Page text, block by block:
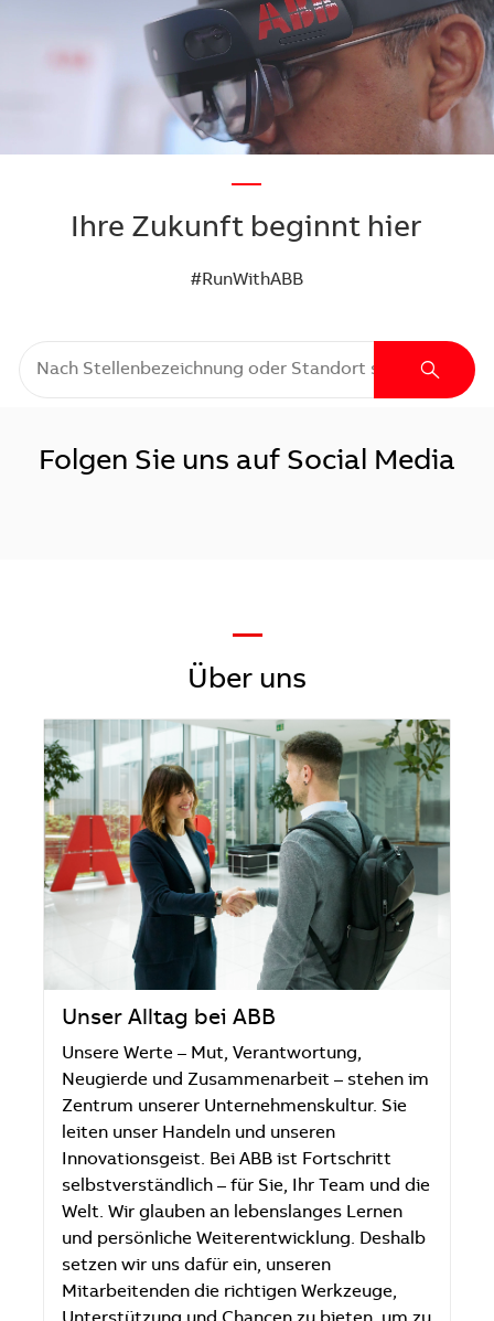
—
Ihre Zukunft beginnt hier
#RunWithABB
Folgen Sie uns auf Social Media
—
Über uns
Unser Alltag bei ABB
Unsere Werte – Mut, Verantwortung,
Neugierde und Zusammenarbeit – stehen im
Zentrum unserer Unternehmenskultur. Sie
leiten unser Handeln und unseren
Innovationsgeist. Bei ABB ist Fortschritt
selbstverständlich – für Sie, Ihr Team und die
Welt. Wir glauben an lebenslanges Lernen
und persönliche Weiterentwicklung. Deshalb
setzen wir uns dafür ein, unseren
Mitarbeitenden die richtigen Werkzeuge,